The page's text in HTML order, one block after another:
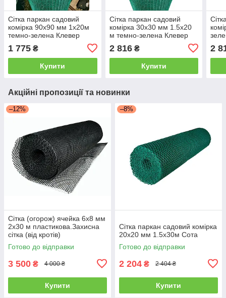
Сітка паркан садовий
комірка 90х90 мм 1х20м
темно-зелена Клевер
1 775 ₴
Купити
Сітка паркан садовий
комірка 30х30 мм 1.5х20
м темно-зелена Клевер
2 816₴
Купити
2
Акційні пропозиції та новинки
–12%
Сітка (огорож) ячейка 6х8 мм
2х30 м пластикова.Захисна
сітка (від кротів)
Готово до відправки
3 500 ₴ 4 000 ₴
Купити
–8%
Сітка паркан садовий комірка
20х20 мм 1.5х30м Сота
Готово до відправки
2 204 ₴ 2 404 ₴
Купити